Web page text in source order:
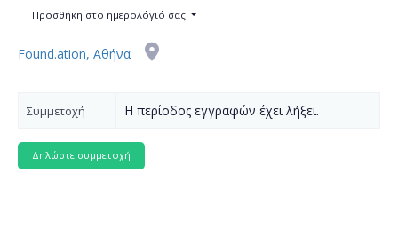
Προσθήκη στο ημερολόγιό σας
Found.ation, Αθήνα
Συμμετοχή Η περίοδος εγγραφών έχει λήξει.